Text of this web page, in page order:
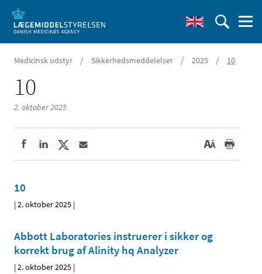
Medicinsk udstyr / Sikkerhedsmeddelelser / 2025 / 10
10
2. oktober 2025
10
|2. oktober 2025 |
Abbott Laboratories instruerer i sikker og
korrekt brug af Alinity hq Analyzer
|2. oktober 2025 |